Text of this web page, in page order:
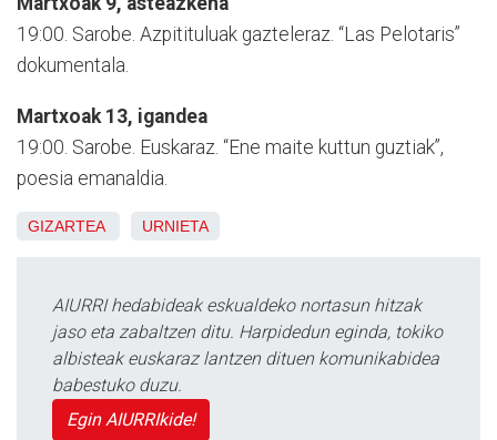
19:00. Sarobe. Azpitituluak gazteleraz. “Las Pelotaris”
dokumentala.
Martxoak 13, igandea
19:00. Sarobe. Euskaraz. “Ene maite kuttun guztiak”,
poesia emanaldia.
GIZARTEA URNIETA
AIURRI hedabideak eskualdeko nortasun hitzak
jaso eta zabaltzen ditu. Harpidedun eginda, tokiko
albisteak euskaraz lantzen dituen komunikabidea
babestuko duzu.
Egin AIURRIkide!